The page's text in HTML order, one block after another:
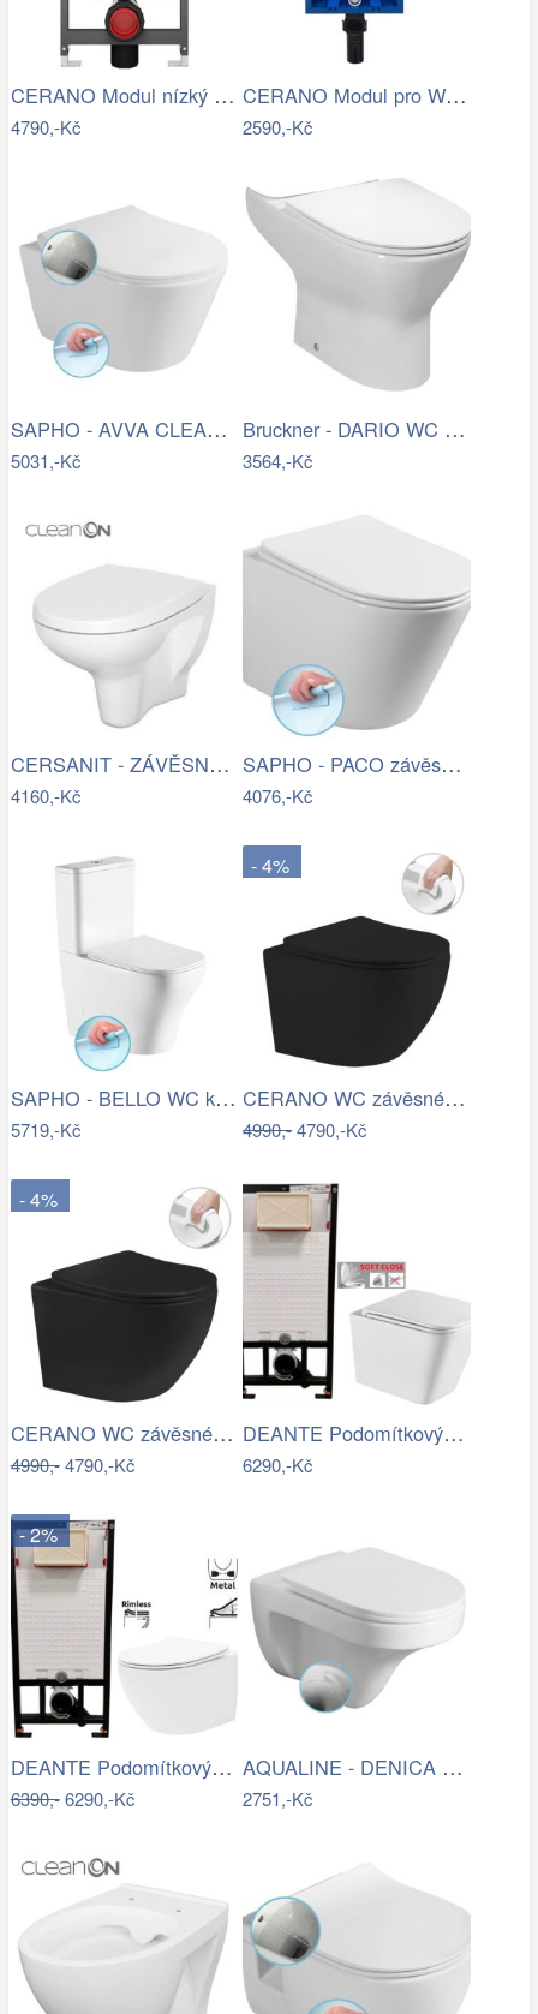
CERANO Modul nízký pro WC závěsné Prime…
4790,-Kč
CERANO Modul pro WC závěsné Lite - k…
2590,-Kč
SAPHO - AVVA CLEANWASH závěsná WC mísa,…
5031,-Kč
Bruckner - DARIO WC kombi mísa, Rimless…
3564,-Kč
CERSANIT - ZÁVĚSNÁ WC MÍSA ARTECO NEW…
4160,-Kč
SAPHO - PACO závěsná WC mísa, Rimless,…
4076,-Kč
SAPHO - BELLO WC kombi, Rimless, spodní…
5719,-Kč
- 4%
CERANO WC závěsné Cesso, Rimless + Slim…
4990,-4790,-Kč
- 4%
CERANO WC závěsné Cesso, Rimless + Slim…
4990,-4790,-Kč
DEANTE Podomítkový rám, pro závěsné WC…
6290,-Kč
- 2%
DEANTE Podomítkový rám, pro závěsné WC…
6390,-6290,-Kč
AQUALINE - DENICA závěsná WC mísa,…
2751,-Kč